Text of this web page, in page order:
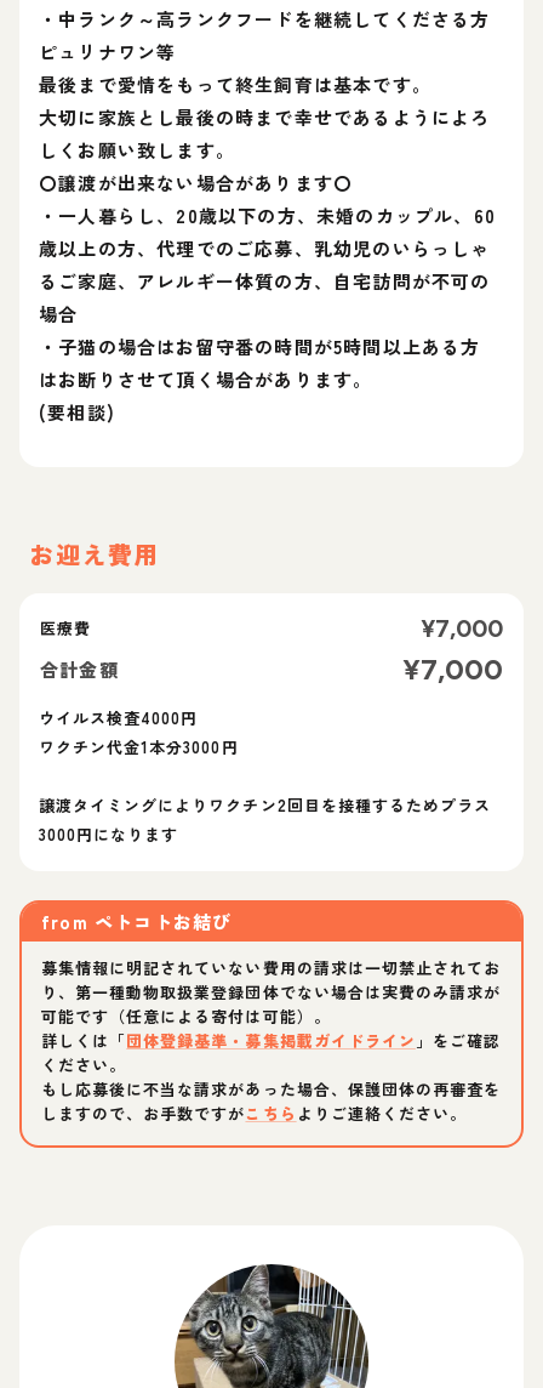
・中ランク～高ランクフードを継続してくださる方
ピュリナワン等
最後まで愛情をもって終生飼育は基本です。
大切に家族とし最後の時まで幸せであるようによろ
しくお願い致します。
〇譲渡が出来ない場合があります〇
・一人暮らし、20歳以下の方、未婚のカップル、60
歳以上の方、代理でのご応募、乳幼児のいらっしゃ
るご家庭、アレルギー体質の方、自宅訪問が不可の
場合
・子猫の場合はお留守番の時間が5時間以上ある方
はお断りさせて頂く場合があります。
(要相談)
お迎え費用
医療費 ¥7,000
合計金額 ¥7,000
ウイルス検査4000円
ワクチン代金1本分3000円
譲渡タイミングによりワクチン2回目を接種するためプラス
3000円になります
from ペトコトお結び
募集情報に明記されていない費用の請求は一切禁止されてお
り、第一種動物取扱業登録団体でない場合は実費のみ請求が
可能です（任意による寄付は可能）。
詳しくは「団体登録基準・募集掲載ガイドライン 」をご確認
ください。
もし応募後に不当な請求があった場合、保護団体の再審査を
しますので、お手数ですがこちら よりご連絡ください。